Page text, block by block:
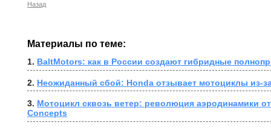
Назад
Материалы по теме:
1. BaltMotors: как в России создают гибридные
2. Неожиданный сбой: Honda отзывает мотоциклы из-
3. Мотоцикл сквозь ветер: революция аэродинамики
Concepts